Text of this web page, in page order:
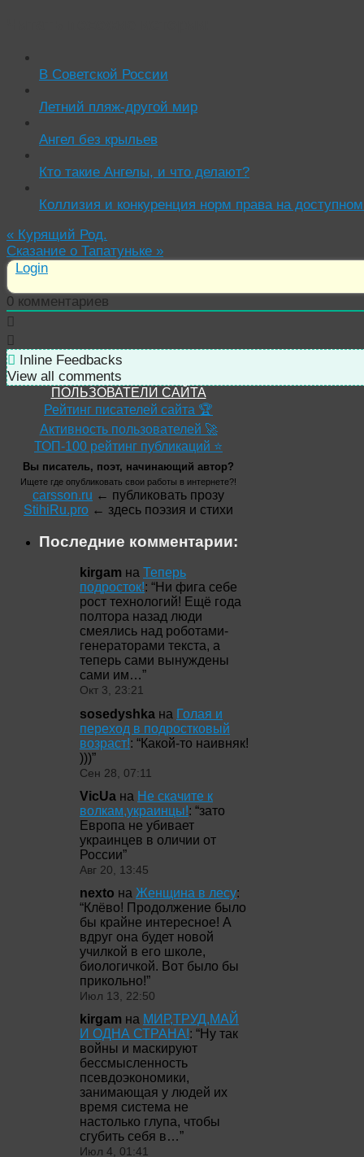
В Советской России
Летний пляж-другой мир
Ангел без крыльев
Кто такие Ангелы, и что делают?
Коллизия и конкуренция норм права на
« Курящий Род.
Сказание о Тапатуньке »
Login
0 комментариев
Inline Feedbacks
View all comments
ПОЛЬЗОВАТЕЛИ САЙТА
Рейтинг писателей сайта 🏆
Активность пользователей 🚀
ТОП-100 рейтинг публикаций ⭐
Вы писатель, поэт, начинающий автор?
Ищете где опубликовать свои работы в интернете?!
carsson.ru ← публиковать прозу
StihiRu.pro ← здесь поэзия и стихи
Последние комментарии:
kirgam на Теперь
подросток!: “Ни фига себе
рост технологий! Ещё года
полтора назад люди
смеялись над роботами-
генераторами текста, а
теперь сами вынуждены
сами им…”
Окт 3, 23:21
sosedyshka на Голая и
переход в подростковый
возраст!: “Какой-то наивняк!
)))”
Сен 28, 07:11
VicUa на Не скачите к
волкам,украинцы!: “зато
Европа не убивает
украинцев в оличии от
России”
Авг 20, 13:45
nexto на Женщина в лесу:
“Клёво! Продолжение было
бы крайне интересное! А
вдруг она будет новой
училкой в его школе,
биологичкой. Вот было бы
прикольно!”
Июл 13, 22:50
kirgam на МИР,ТРУД,МАЙ
И ОДНА СТРАНА!: “Ну так
войны и маскируют
бессмысленность
псевдоэкономики,
занимающая у людей их
время система не
настолько глупа, чтобы
сгубить себя в…”
Июл 4, 01:41